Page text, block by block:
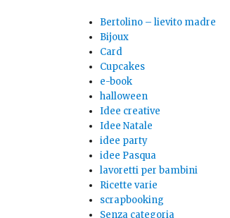
Bertolino – lievito madre
Bijoux
Card
Cupcakes
e-book
halloween
Idee creative
Idee Natale
idee party
idee Pasqua
lavoretti per bambini
Ricette varie
scrapbooking
Senza categoria